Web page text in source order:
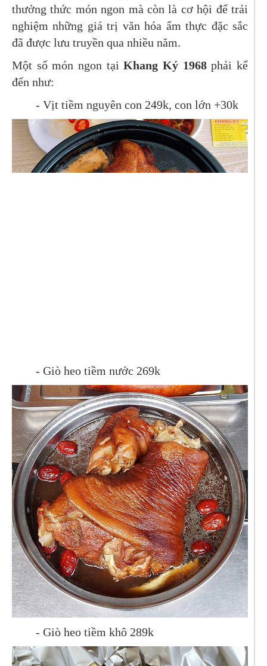
thưởng thức món ngon mà còn là cơ hội để trải
nghiệm những giá trị văn hóa ẩm thực đặc sắc
đã được lưu truyền qua nhiều năm.
Một số món ngon tạiKhang Ký 1968phải kể
đến như:
- Vịt tiềm nguyên con 249k, con lớn +30k
- Giò heo tiềm nước 269k
- Giò heo tiềm khô 289k